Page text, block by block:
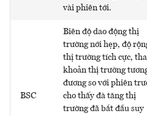
vài phiên tới.
BSC
Biên độ dao động thị
trường nới hẹp, độ
thị trường tích cực,
khoản thị trường
đương so với phiên
cho thấy đà tăng thị
trường đã bắt đầu suy